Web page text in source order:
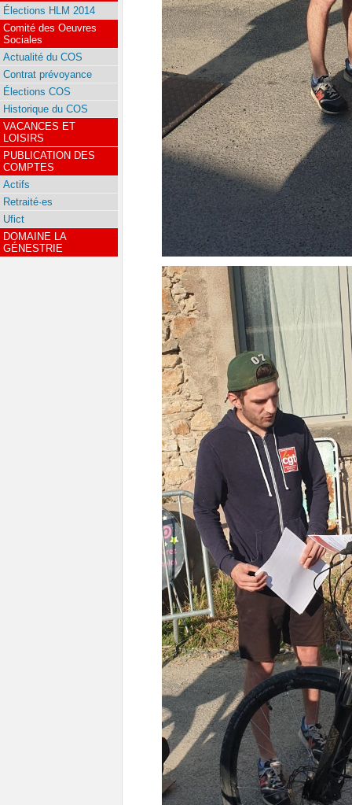
Élections HLM 2014
Comité des Oeuvres
Sociales
Actualité du COS
Contrat prévoyance
Élections COS
Historique du COS
VACANCES ET
LOISIRS
PUBLICATION DES
COMPTES
Actifs
Retraité·es
Ufict
DOMAINE LA
GÉNESTRIE